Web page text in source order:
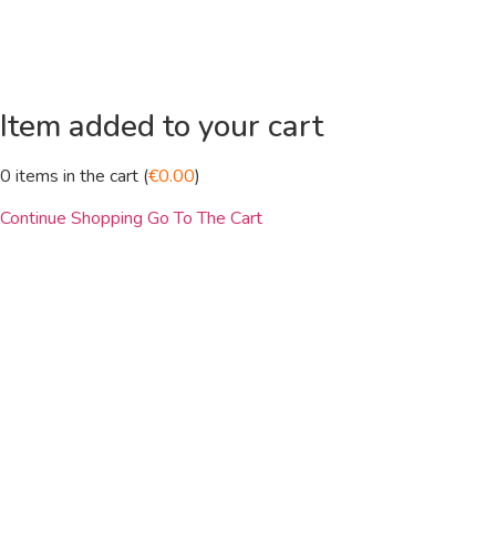
Item added to your cart
0 items in the cart (€0.00)
Continue Shopping Go To The Cart